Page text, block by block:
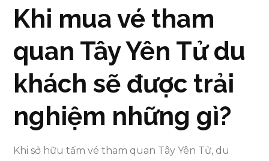
Khi mua vé tham
quan Tây Yên Tử du
khách sẽ được trải
nghiệm những gì?
Khi sở hữu tấm vé tham quan Tây Yên Tử, du